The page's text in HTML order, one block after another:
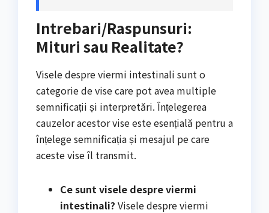
Intrebari/Raspunsuri:
Mituri sau Realitate?
Visele despre viermi intestinali sunt o
categorie de vise care pot avea multiple
semnificații și interpretări. Înțelegerea
cauzelor acestor vise este esențială pentru a
înțelege semnificația și mesajul pe care
aceste vise îl transmit.
Ce sunt visele despre viermi
intestinali? Visele despre viermi